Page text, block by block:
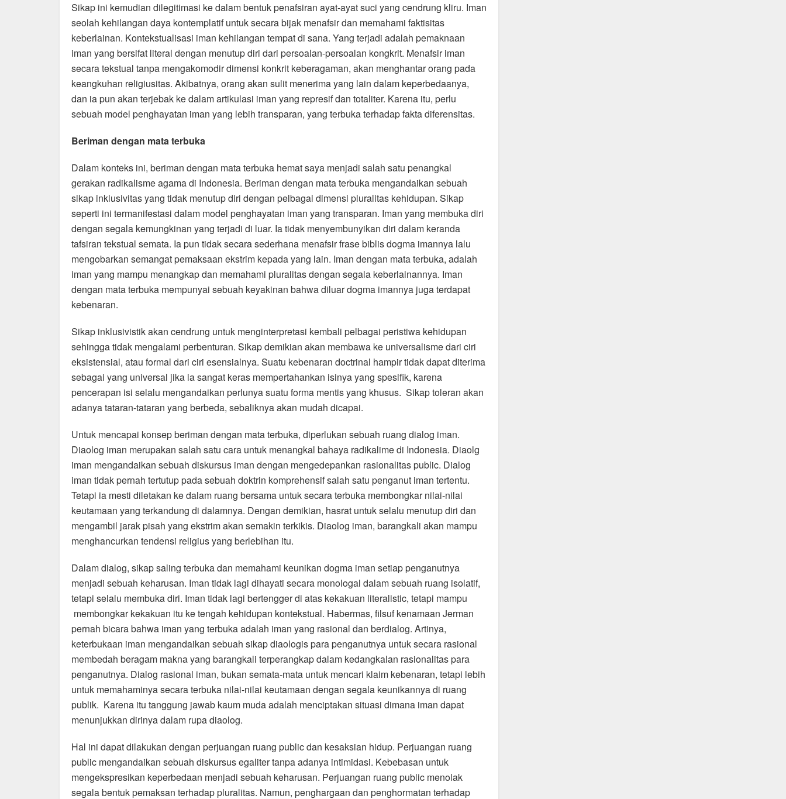
Sikap ini kemudian dilegitimasi ke dalam bentuk penafsiran ayat-ayat suci yang cendrung kliru. Iman
seolah kehilangan daya kontemplatif untuk secara bijak menafsir dan memahami faktisitas
keberlainan. Kontekstualisasi iman kehilangan tempat di sana. Yang terjadi adalah pemaknaan
iman yang bersifat literal dengan menutup diri dari persoalan-persoalan kongkrit. Menafsir iman
secara tekstual tanpa mengakomodir dimensi konkrit keberagaman, akan menghantar orang pada
keangkuhan religiusitas. Akibatnya, orang akan sulit menerima yang lain dalam keperbedaanya,
dan ia pun akan terjebak ke dalam artikulasi iman yang represif dan totaliter. Karena itu, perlu
sebuah model penghayatan iman yang lebih transparan, yang terbuka terhadap fakta diferensitas.
Beriman dengan mata terbuka
Dalam konteks ini, beriman dengan mata terbuka hemat saya menjadi salah satu penangkal
gerakan radikalisme agama di Indonesia. Beriman dengan mata terbuka mengandaikan sebuah
sikap inklusivitas yang tidak menutup diri dengan pelbagai dimensi pluralitas kehidupan. Sikap
seperti ini termanifestasi dalam model penghayatan iman yang transparan. Iman yang membuka diri
dengan segala kemungkinan yang terjadi di luar. Ia tidak menyembunyikan diri dalam keranda
tafsiran tekstual semata. Ia pun tidak secara sederhana menafsir frase biblis dogma imannya lalu
mengobarkan semangat pemaksaan ekstrim kepada yang lain. Iman dengan mata terbuka, adalah
iman yang mampu menangkap dan memahami pluralitas dengan segala keberlainannya. Iman
dengan mata terbuka mempunyai sebuah keyakinan bahwa diluar dogma imannya juga terdapat
kebenaran.
Sikap inklusivistik akan cendrung untuk menginterpretasi kembali pelbagai peristiwa kehidupan
sehingga tidak mengalami perbenturan. Sikap demikian akan membawa ke universalisme dari ciri
eksistensial, atau formal dari ciri esensialnya. Suatu kebenaran doctrinal hampir tidak dapat diterima
sebagai yang universal jika ia sangat keras mempertahankan isinya yang spesifik, karena
pencerapan isi selalu mengandaikan perlunya suatu forma mentis yang khusus. Sikap toleran akan
adanya tataran-tataran yang berbeda, sebaliknya akan mudah dicapai.
Untuk mencapai konsep beriman dengan mata terbuka, diperlukan sebuah ruang dialog iman.
Diaolog iman merupakan salah satu cara untuk menangkal bahaya radikalime di Indonesia. Diaolg
iman mengandaikan sebuah diskursus iman dengan mengedepankan rasionalitas public. Dialog
iman tidak pernah tertutup pada sebuah doktrin komprehensif salah satu penganut iman tertentu.
Tetapi ia mesti diletakan ke dalam ruang bersama untuk secara terbuka membongkar nilai-nilai
keutamaan yang terkandung di dalamnya. Dengan demikian, hasrat untuk selalu menutup diri dan
mengambil jarak pisah yang ekstrim akan semakin terkikis. Diaolog iman, barangkali akan mampu
menghancurkan tendensi religius yang berlebihan itu.
Dalam dialog, sikap saling terbuka dan memahami keunikan dogma iman setiap penganutnya
menjadi sebuah keharusan. Iman tidak lagi dihayati secara monologal dalam sebuah ruang isolatif,
tetapi selalu membuka diri. Iman tidak lagi bertengger di atas kekakuan literalistic, tetapi mampu
membongkar kekakuan itu ke tengah kehidupan kontekstual. Habermas, filsuf kenamaan Jerman
pernah bicara bahwa iman yang terbuka adalah iman yang rasional dan berdialog. Artinya,
keterbukaan iman mengandaikan sebuah sikap diaologis para penganutnya untuk secara rasional
membedah beragam makna yang barangkali terperangkap dalam kedangkalan rasionalitas para
penganutnya. Dialog rasional iman, bukan semata-mata untuk mencari klaim kebenaran, tetapi lebih
untuk memahaminya secara terbuka nilai-nilai keutamaan dengan segala keunikannya di ruang
publik. Karena itu tanggung jawab kaum muda adalah menciptakan situasi dimana iman dapat
menunjukkan dirinya dalam rupa diaolog.
Hal ini dapat dilakukan dengan perjuangan ruang public dan kesaksian hidup. Perjuangan ruang
public mengandaikan sebuah diskursus egaliter tanpa adanya intimidasi. Kebebasan untuk
mengekspresikan keperbedaan menjadi sebuah keharusan. Perjuangan ruang public menolak
segala bentuk pemaksan terhadap pluralitas. Namun, penghargaan dan penghormatan terhadap